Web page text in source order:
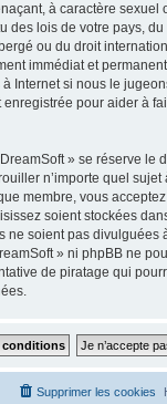
à caractère sexuel
des lois de votre pays, du
ou du droit
immédiat et
Internet si nous le
pour aider à
» se réserve le
n’importe quel sujet
membre, vous
soient stockées
ne soient pas divulguées
» ni phpBB ne
de piratage qui
Supprimer les cookies